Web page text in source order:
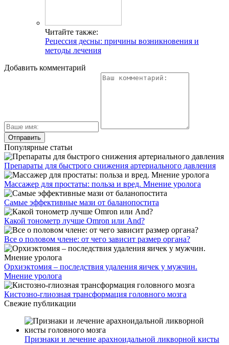
Читайте также:
Рецессия десны: причины возникновения и
методы лечения
Добавить комментарий
Популярные статьи
Препараты для быстрого снижения артериального давления
Массажер для простаты: польза и вред. Мнение уролога
Самые эффективные мази от баланопостита
Какой тонометр лучше Omron или And?
Все о половом члене: от чего зависит размер органа?
Орхиэктомия – последствия удаления яичек у мужчин.
Мнение уролога
Кистозно-глиозная трансформация головного мозга
Свежие публикации
Признаки и лечение арахноидальной ликворной кисты